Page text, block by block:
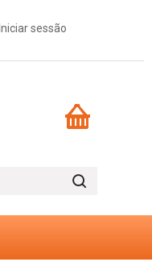
Iniciar sessão